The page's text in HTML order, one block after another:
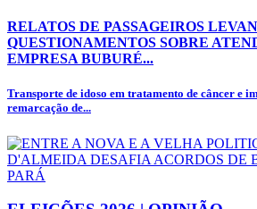
RELATOS DE PASSAGEIROS
QUESTIONAMENTOS SOBRE
EMPRESA BUBURÉ...
Transporte de idoso em tratamento de câncer e
remarcação de...